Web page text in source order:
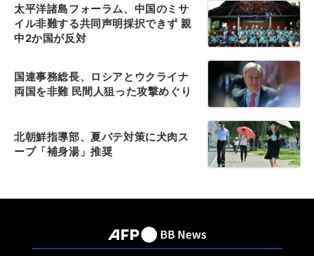
太平洋諸島フォーラム、中国のミサ
イル非難する共同声明採択できず 親
中2か国が反対
国連事務総長、ロシアとウクライナ
両国を非難 民間人狙った攻撃めぐり
北朝鮮指導部、夏バテ対策に犬肉ス
ープ「補身湯」推奨